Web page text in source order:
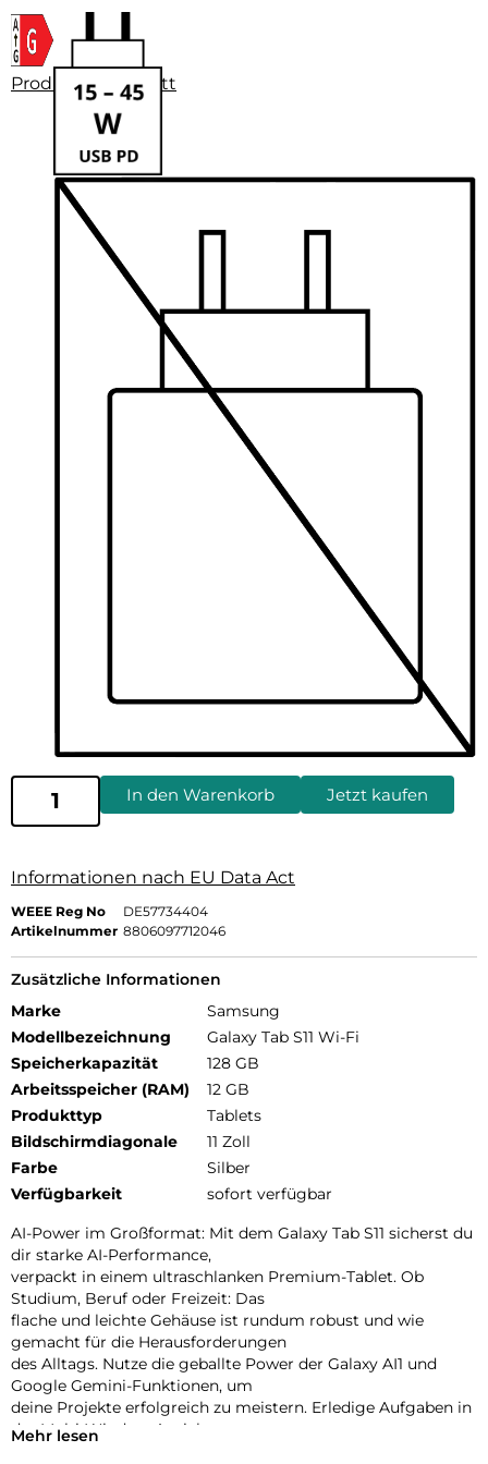
Produktdatenblatt
In den Warenkorb Jetzt kaufen
Informationen nach EU Data Act
WEEE Reg No
DE57734404
Artikelnummer 8806097712046
Zusätzliche Informationen
Marke
Samsung
Modellbezeichnung
Galaxy Tab S11 Wi-Fi
Speicherkapazität
128 GB
Arbeitsspeicher (RAM)
12 GB
Produkttyp
Tablets
Bildschirmdiagonale
11 Zoll
Farbe
Silber
Verfügbarkeit
sofort verfügbar
AI-Power im Großformat: Mit dem Galaxy Tab S11 sicherst du
dir starke AI-Performance,
verpackt in einem ultraschlanken Premium-Tablet. Ob
Studium, Beruf oder Freizeit: Das
flache und leichte Gehäuse ist rundum robust und wie
gemacht für die Herausforderungen
des Alltags. Nutze die geballte Power der Galaxy AI1 und
Google Gemini-Funktionen, um
deine Projekte erfolgreich zu meistern. Erledige Aufgaben in
der Multi-Window-Ansicht,
Mehr lesen